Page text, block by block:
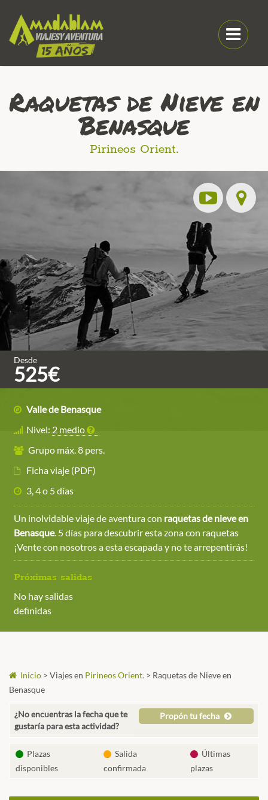
Raquetas de Nieve en
Benasque
Pirineos Orient.
Desde
525€
Valle de Benasque
Nivel: 2 medio
Grupo máx. 8 pers.
Ficha viaje (PDF)
3, 4 o 5 días
Un inolvidable viaje de aventura con raquetas de nieve en
Benasque. 5 días para descubrir esta zona con raquetas
¡Vente con nosotros a esta escapada y no te arrepentirás!
Próximas salidas
No hay salidas
definidas
Inicio > Viajes en Pirineos Orient. > Raquetas de Nieve en
Benasque
¿No encuentras la fecha que te
gustaría para esta actividad?
Propón tu fecha
Plazas
disponibles
Salida
confirmada
Últimas
plazas